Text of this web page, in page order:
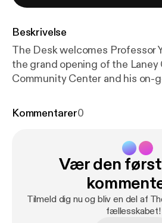
Beskrivelse
The Desk welcomes Professor
the grand opening of the Laney
Community Center and his on-
Kommentarer0
Vær den
Tilmeld dig nu og bliv en del af
fællesskabet!